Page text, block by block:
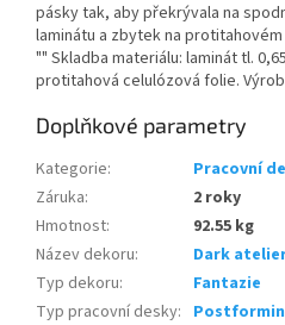
pásky tak, aby překrývala na
laminátu a zbytek na
"" Skladba materiálu: laminát tl.
protitahová celulózová folie.
Doplňkové parametry
Kategorie:
Pracovní
Záruka:
2 roky
Hmotnost:
92.55 kg
Název dekoru:
Dark
Typ dekoru:
Fantazie
Typ pracovní desky: